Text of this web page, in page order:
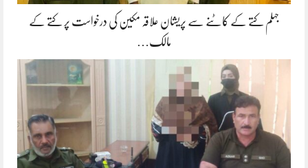
جہلم کتے کے کاٹنے سے پریشان علاقہ مکین کی درخواست پر کتے کے
مالک…